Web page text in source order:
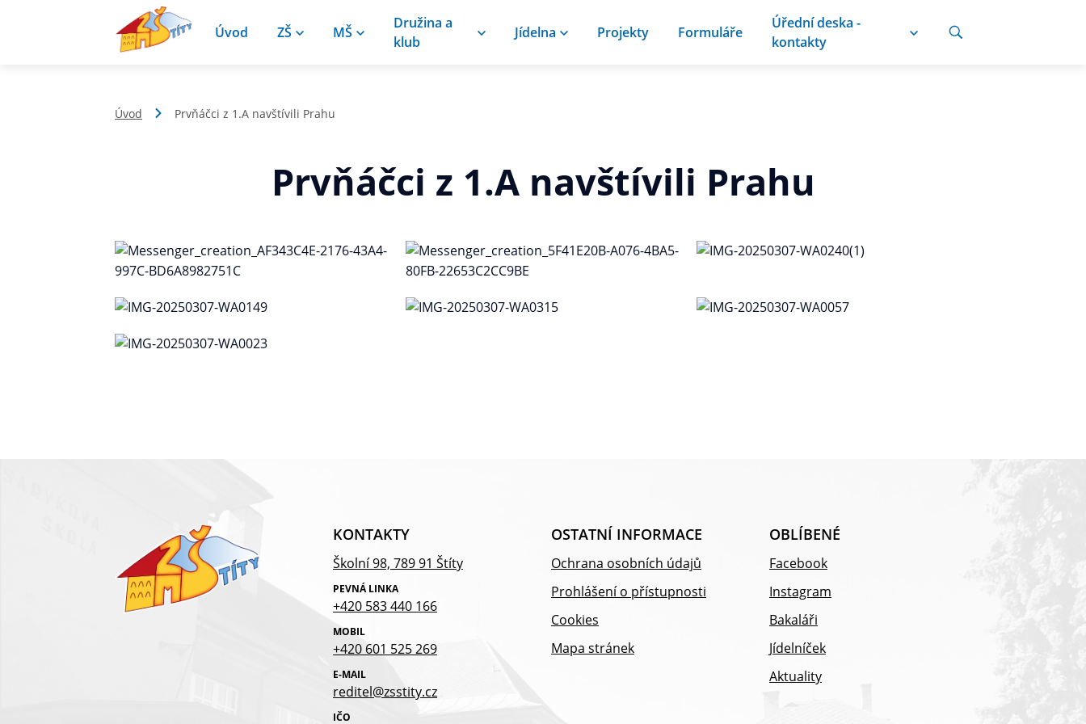
Úvod ZŠ MŠ
Družina a
klub
Jídelna Projekty Formuláře
Úřední deska -
kontakty
Úvod Prvňáčci z 1.A navštívili Prahu
Prvňáčci z 1.A navštívili Prahu
KONTAKTY
Školní 98, 789 91 Štíty
PEVNÁ LINKA
+420 583 440 166
MOBIL
+420 601 525 269
E-MAIL
reditel@zsstity.cz
IČO
OSTATNÍ INFORMACE
Ochrana osobních údajů
Prohlášení o přístupnosti
Cookies
Mapa stránek
OBLÍBENÉ
Facebook
Instagram
Bakaláři
Jídelníček
Aktuality